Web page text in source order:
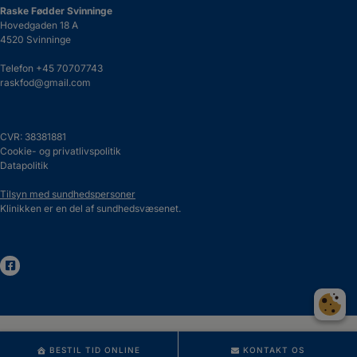
Raske Fødder Svinninge
Hovedgaden 18 A
4520 Svinninge
Telefon +45 70707743
raskfod@gmail.com
CVR: 38381881
Cookie- og privatlivspolitik
Datapolitik
Tilsyn med sundhedspersoner
Klinikken er en del af sundhedsvæsenet.
BESTIL TID ONLINE KONTAKT OS